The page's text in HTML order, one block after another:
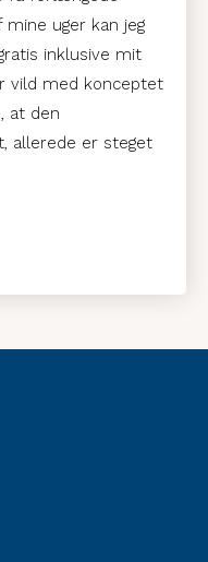
uger kan jeg
inklusive mit
vild med konceptet
at den
allerede er steget